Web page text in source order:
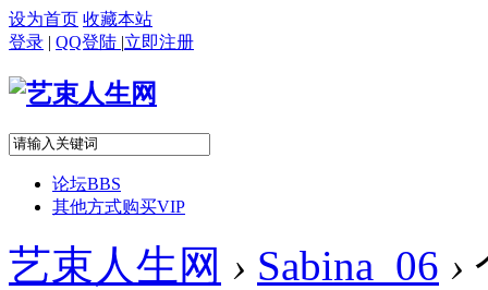
设为首页 收藏本站
登录 | QQ登陆 |立即注册
论坛BBS
其他方式购买VIP
艺束人生网 › Sabina_06 ›